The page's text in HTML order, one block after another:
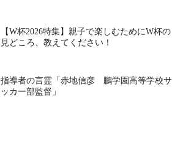
【W杯2026特集】親子で楽しむためにW杯の
見どころ、教えてください！
指導者の言霊「赤地信彦 鵬学園高等学校サ
ッカー部監督」